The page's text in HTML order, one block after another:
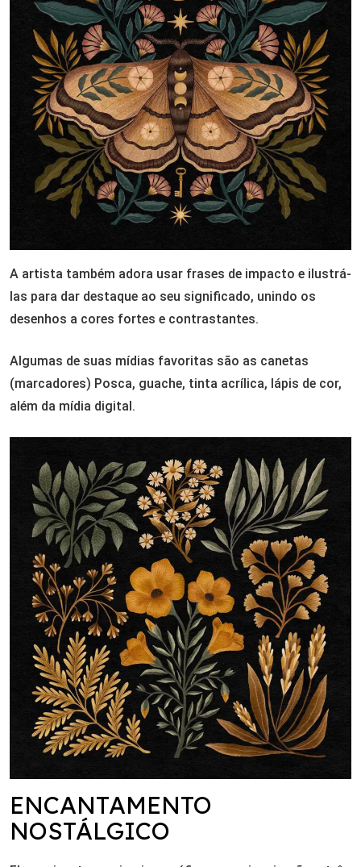
A artista também adora usar frases de impacto e ilustrá-
las para dar destaque ao seu significado, unindo os
desenhos a cores fortes e contrastantes.
Algumas de suas mídias favoritas são as canetas
(marcadores) Posca, guache, tinta acrílica, lápis de cor,
além da mídia digital.
ENCANTAMENTO
NOSTÁLGICO